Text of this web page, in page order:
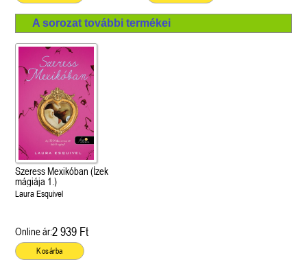
A sorozat további termékei
Szeress Mexikóban (Ízek
mágiája 1.)
Laura Esquivel
Online ár:2 939 Ft
Kosárba